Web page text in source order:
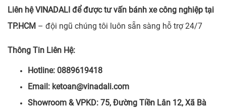
Liên hệ VINADALI để được tư vấn bánh xe công nghiệp tại
TP.HCM – đội ngũ chúng tôi luôn sẵn sàng hỗ trợ 24/7
Thông Tin Liên Hệ:
Hotline: 0889619418
Email: ketoan@vinadali.com
Showroom & VPKD: 75, Đường Tiền Lân 12, Xã Bà